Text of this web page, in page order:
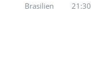
Brasilien 21:30